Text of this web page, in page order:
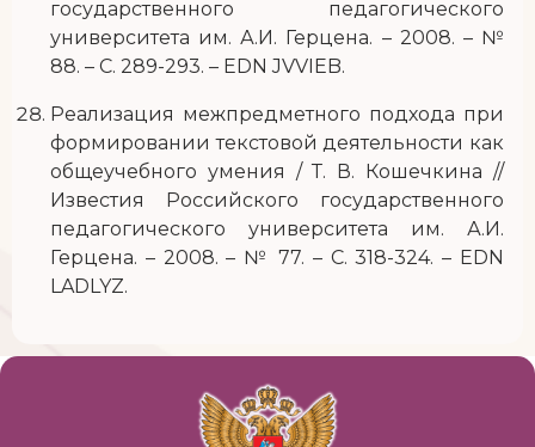
государственного педагогического
университета им. А.И. Герцена. – 2008. – №
88. – С. 289-293. – EDN JVVIEB.
Реализация межпредметного подхода при
формировании текстовой деятельности как
общеучебного умения / Т. В. Кошечкина //
Известия Российского государственного
педагогического университета им. А.И.
Герцена. – 2008. – № 77. – С. 318-324. – EDN
LADLYZ.